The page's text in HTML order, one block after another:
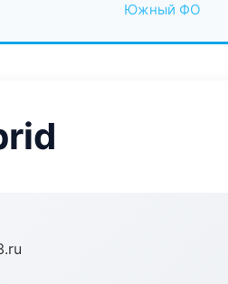
Южный ФО